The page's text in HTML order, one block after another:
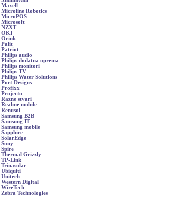
Maxell
Microline Robotics
MicroPOS
Microsoft
NZXT
OKI
Orink
Palit
Patriot
Philips audio
Philips dodatna oprema
Philips monitori
Philips TV
Philips Water Solutions
Port Designs
Profixx
Projecto
Razne stvari
Realme mobile
Renusol
Samsung B2B
Samsung IT
Samsung mobile
Sapphire
SolarEdge
Sony
Spire
Thermal Grizzly
TP-Link
Trinasolar
Ubiquiti
Unitech
Western Digital
WireTech
Zebra Technologies